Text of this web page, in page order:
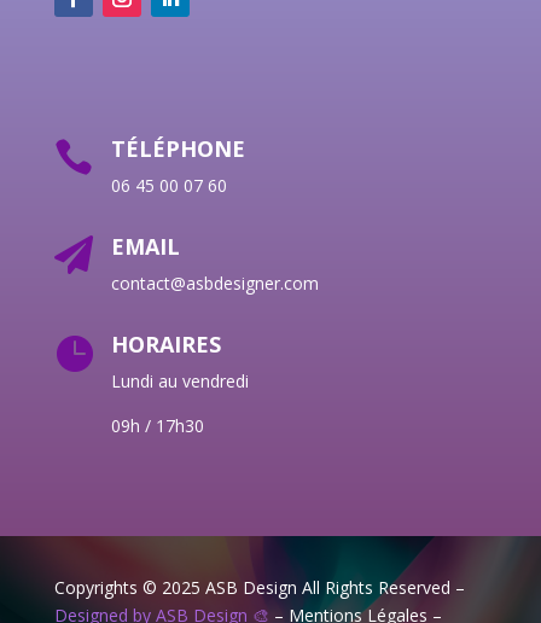
 TÉLÉPHONE
06 45 00 07 60
 EMAIL
contact@asbdesigner.com
 HORAIRES
Lundi au vendredi
09h / 17h30
Copyrights © 2025 ASB Design All Rights Reserved –
Designed by ASB Design 🎨 – Mentions Légales –